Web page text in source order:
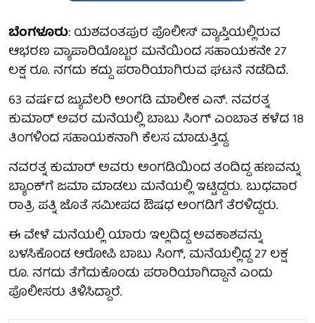
ಬೆಂಗಳೂರು: ಯಶವಂತಪುರ ಪೊಲೀಸ್ ವ್ಯಾಪ್ತಿಯಲ್ಲಿರುವ
ಆಭರಣ ವ್ಯಾಪಾರಿಯೊಬ್ಬರ ಮನೆಯಿಂದ ಸಹಾಯಕನೇ 27
ಲಕ್ಷ ರೂ. ನಗದು ಕದ್ದು ಪರಾರಿಯಾಗಿರುವ ಘಟನೆ ನಡೆದಿದೆ.
63 ವರ್ಷದ ಜ್ಯುವೆಲರಿ ಅಂಗಡಿ ಮಾಲೀಕ ಎನ್. ನವರತ್ನ
ಕುಮಾರ್ ಅವರ ಮನೆಯಲ್ಲಿ ಬಾಬು ಸಿಂಗ್ ಎಂಬಾತ ಕಳೆದ 18
ತಿಂಗಳಿಂದ ಸಹಾಯಕನಾಗಿ ಕೆಲಸ ಮಾಡುತ್ತಿದ್ದ.
ನವರತ್ನ ಕುಮಾರ್ ಅವರು ಅಂಗಡಿಯಿಂದ ತಂದಿದ್ದ ಹಣವನ್ನು
ಬ್ಯಾಂಕ್‌ಗೆ ಜಮಾ ಮಾಡಲು ಮನೆಯಲ್ಲಿ ಇಟ್ಟಿದ್ದರು. ಬುಧವಾರ
ರಾತ್ರಿ ಪತ್ನಿ ಜೊತೆ ಸಮೀಪದ ಔಷಧ ಅಂಗಡಿಗೆ ತೆರಳಿದ್ದರು.
ಈ ವೇಳೆ ಮನೆಯಲ್ಲಿ ಯಾರು ಇಲ್ಲದಿದ್ದ ಅವಕಾಶವನ್ನು
ಬಳಸಿಕೊಂಡ ಆರೋಪಿ ಬಾಬು ಸಿಂಗ್, ಮನೆಯಲ್ಲಿದ್ದ 27 ಲಕ್ಷ
ರೂ. ನಗದು ತೆಗೆದುಕೊಂಡು ಪರಾರಿಯಾಗಿದ್ದಾನೆ ಎಂದು
ಪೊಲೀಸರು ತಿಳಿಸಿದ್ದಾರೆ.